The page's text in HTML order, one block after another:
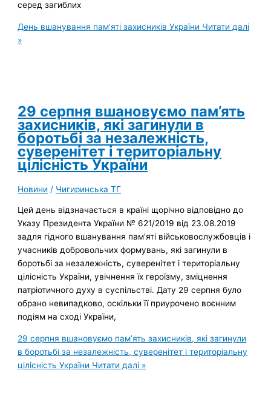
серед загиблих
День вшанування пам’яті захисників України Читати далі
»
29 серпня вшановуємо пам’ять
захисників, які загинули в
боротьбі за незалежність,
суверенітет і територіальну
цілісність України
Новини / Чигиринська ТГ
Цей день відзначається в країні щорічно відповідно до
Указу Президента України № 621/2019 від 23.08.2019
задля гідного вшанування пам’яті військовослужбовців і
учасників добровольчих формувань, які загинули в
боротьбі за незалежність, суверенітет і територіальну
цілісність України, увічнення їх героїзму, зміцнення
патріотичного духу в суспільстві. Дату 29 серпня було
обрано невипадково, оскільки її приурочено воєнним
подіям на сході України,
29 серпня вшановуємо пам’ять захисників, які загинули
в боротьбі за незалежність, суверенітет і територіальну
цілісність України Читати далі »